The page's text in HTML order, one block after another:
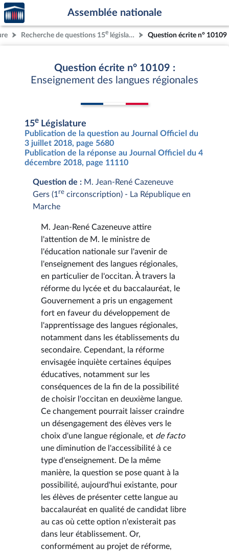
Aller au contenu
Aller en bas de la page
Accèder
à la
page
d'accueil
Assemblée nationale
Recherche de questions 15e législature Question écrite n° 10109
Question écrite n° 10109 :
Enseignement des langues régionales
15e Législature
Publication de la question au Journal Officiel du
3 juillet 2018, page 5680
Publication de la réponse au Journal Officiel du 4
décembre 2018, page 11110
Question de : M. Jean-René Cazeneuve
Gers (1 re circonscription) - La République en
Marche
M. Jean-René Cazeneuve attire
l'attention de M. le ministre de
l'éducation nationale sur l'avenir de
l'enseignement des langues régionales,
en particulier de l'occitan. À travers la
réforme du lycée et du baccalauréat, le
Gouvernement a pris un engagement
fort en faveur du développement de
l'apprentissage des langues régionales,
notamment dans les établissements du
secondaire. Cependant, la réforme
envisagée inquiète certaines équipes
éducatives, notamment sur les
conséquences de la fin de la possibilité
de choisir l'occitan en deuxième langue.
Ce changement pourrait laisser craindre
un désengagement des élèves vers le
choix d'une langue régionale, et de facto
une diminution de l'accessibilité à ce
type d'enseignement. De la même
manière, la question se pose quant à la
possibilité, aujourd'hui existante, pour
les élèves de présenter cette langue au
baccalauréat en qualité de candidat libre
au cas où cette option n'existerait pas
dans leur établissement. Or,
conformément au projet de réforme,